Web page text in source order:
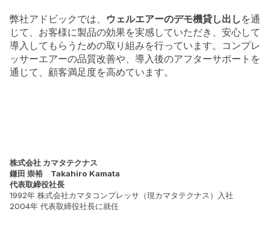
弊社アドビックでは、 ウェルエアーのデモ機貸し出し を通
じて、お客様に製品の効果を実感していただき、安心して
導入してもらうための取り組みを行っています。コンプレ
ッサーエアーの品質改善や、導入後のアフターサポートを
通じて、顧客満足度を高めています。
株式会社 カマタテクナス
鎌田 崇裕 Takahiro Kamata
代表取締役社長
1992年 株式会社カマタコンプレッサ（現カマタテクナス）入社
2004年 代表取締役社長に就任